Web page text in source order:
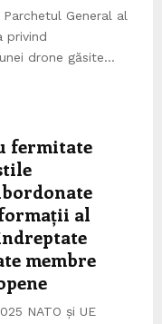
General al
privind
drone găsite...
fermitate
al
membre
NATO și UE